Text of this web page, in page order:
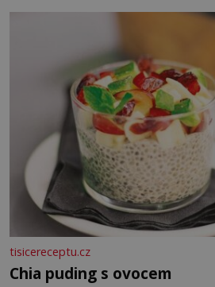
sezamového oleje ✿ 1 lžičku chilli
jarní cibulku ✿ 1 lžíci sezamových
tisicereceptu.cz
Chia puding s ovocem